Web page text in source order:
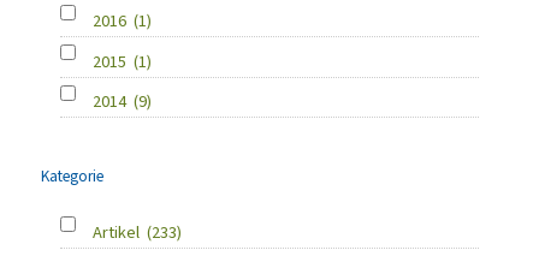
2016 (1)
2015 (1)
2014 (9)
Kategorie
Artikel (233)